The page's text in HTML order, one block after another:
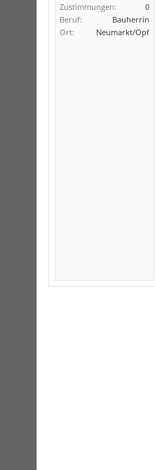
Zustimmungen:
0
Beruf:
Bauherrin
Ort:
Neumarkt/Opf